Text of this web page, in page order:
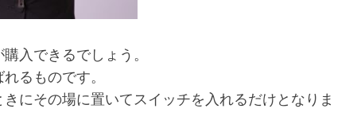
入できるでしょう。
るものです。
にその場に置いてスイッチを入れるだけとなりま